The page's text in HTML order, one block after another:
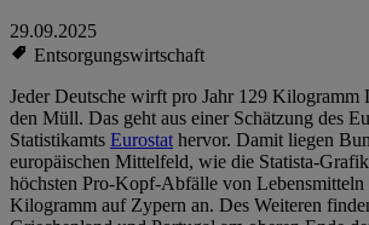
29.09.2025
Entsorgungswirtschaft
Jeder Deutsche wirft pro Jahr 129 Kilogramm
den Müll. Das geht aus einer Schätzung des
Statistikamts Eurostathervor. Damit liegen
europäischen Mittelfeld, wie die Statista-
höchsten Pro-Kopf-Abfälle von
Kilogramm auf Zypern an. Des Weiteren